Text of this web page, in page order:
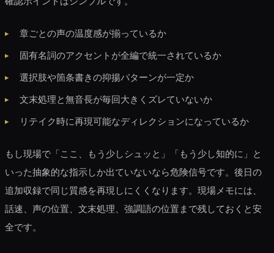
章ごとの声の温度感が揃っているか
固有名詞のアクセントが全編で統一されているか
選択肢や箇条書きの抑揚パターンが一定か
文末処理と無音長が毎回大きくズレていないか
リテイク時に再現可能なディレクションになっているか
もし現場で「ここ、もう少しシュッと」「もう少し知的に」と
いった抽象的な指示しか出ていないなら危険信号です。後日の
追加収録で同じ質感を再現しにくくなります。現場メモには、
話速、声の位置、文末処理、強調語の位置まで残しておくと安
全です。